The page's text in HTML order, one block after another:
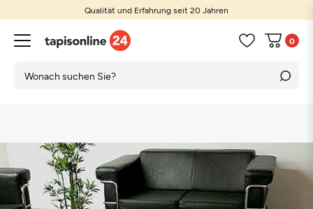
Qualität und Erfahrung seit 20 Jahren
0